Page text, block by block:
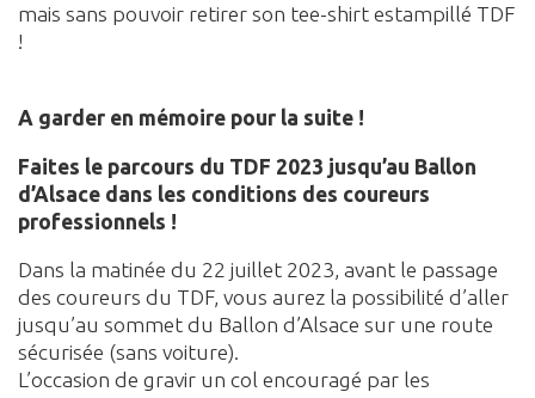
mais sans pouvoir retirer son tee-shirt estampillé TDF
!
A garder en mémoire pour la suite !
Faites le parcours du TDF 2023 jusqu’au Ballon
d’Alsace dans les conditions des coureurs
professionnels !
Dans la matinée du 22 juillet 2023, avant le passage
des coureurs du TDF, vous aurez la possibilité d’aller
jusqu’au sommet du Ballon d’Alsace sur une route
sécurisée (sans voiture).
L’occasion de gravir un col encouragé par les